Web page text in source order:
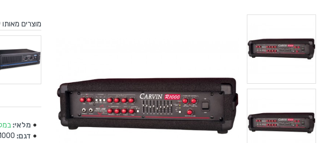
מוצרים מאותו
מלאי:
דגם: